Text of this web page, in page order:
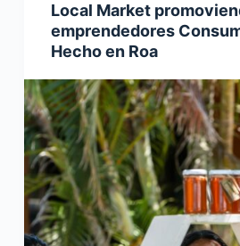
Local Market
emprendedores
Hecho en Roa